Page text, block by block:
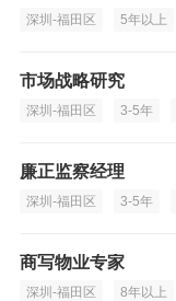
深圳-福田区 5年以上
市场战略研究
深圳-福田区 3-5年
廉正监察经理
深圳-福田区 3-5年
商写物业专家
深圳-福田区 8年以上